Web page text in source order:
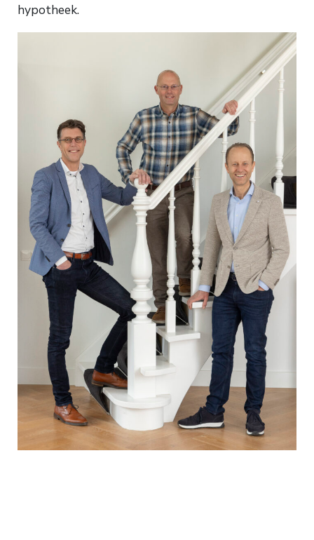
hypotheek.